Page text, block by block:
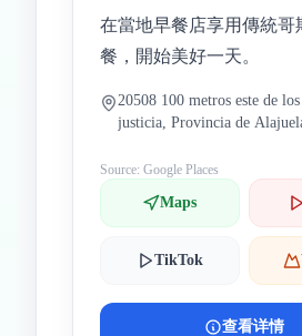
在當地早餐店享用傳統哥
餐，開始美好一天。
20508 100 metros este de
justicia, Provincia de
Source: Google Places
Maps
TikTok
查看详情